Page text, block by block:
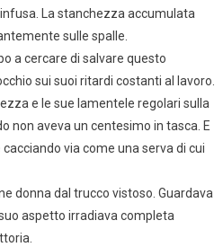
La stanchezza accumulata
sulle spalle.
a cercare di salvare questo
sui suoi ritardi costanti al lavoro.
e le sue lamentele regolari sulla
non aveva un centesimo in tasca. E
via come una serva di cui
donna dal trucco vistoso. Guardava
aspetto irradiava completa